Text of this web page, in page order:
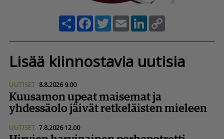
Share FacebookTwitterEmail LinkedIn
Lisää kiinnostavia uutisia
UUTISET 8.8.2026 9.00
Kuusamon upeat maisemat ja
yhdessäolo jäivät retkeläisten mieleen
UUTISET 7.8.2026 12.00